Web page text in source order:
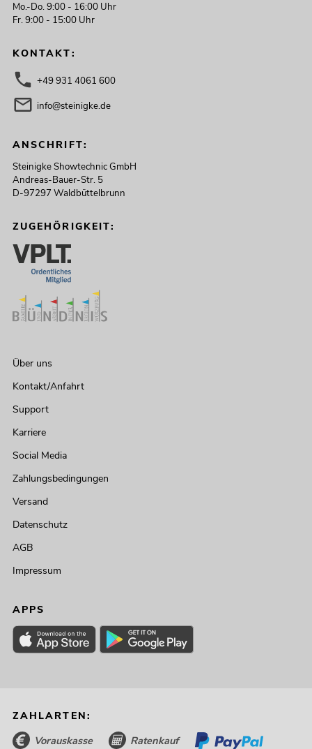
Mo.-Do. 9:00 - 16:00 Uhr
Fr. 9:00 - 15:00 Uhr
KONTAKT:
+49 931 4061 600
info@steinigke.de
ANSCHRIFT:
Steinigke Showtechnic GmbH
Andreas-Bauer-Str. 5
D-97297 Waldbüttelbrunn
ZUGEHÖRIGKEIT:
Über uns
Kontakt/Anfahrt
Support
Karriere
Social Media
Zahlungsbedingungen
Versand
Datenschutz
AGB
Impressum
APPS
ZAHLARTEN:
Vorauskasse Ratenkauf